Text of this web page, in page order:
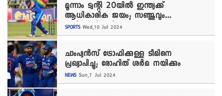
മൂന്നാം ട്വന്റി 20യിൽ ഇന്ത്യക്ക്
ആധികാരിക ജയം; സഞ്ജുവും
കളിക്കാനിറങ്ങി
SPORTS Wed,10 Jul 2024
ചാംപ്യൻസ് ട്രോഫിക്കുള്ള ടീമിനെ
പ്രഖ്യാപിച്ചു; രോഹിത് ശർമ നയിക്കും
NEWS Sun,7 Jul 2024